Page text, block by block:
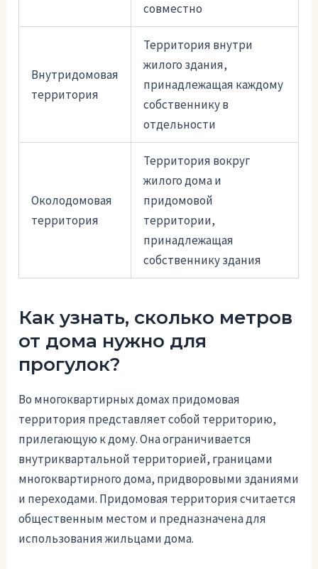
совместно
Внутридомовая
территория
Территория внутри
жилого здания,
принадлежащая каждому
собственнику в
отдельности
Околодомовая
территория
Территория вокруг
жилого дома и
придомовой
территории,
принадлежащая
собственнику здания
Как узнать, сколько метров
от дома нужно для
прогулок?
Во многоквартирных домах придомовая
территория представляет собой территорию,
прилегающую к дому. Она ограничивается
внутриквартальной территорией, границами
многоквартирного дома, придворовыми зданиями
и переходами. Придомовая территория считается
общественным местом и предназначена для
использования жильцами дома.